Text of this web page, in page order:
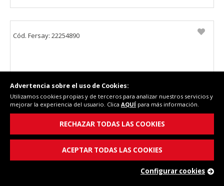
4A7BFFF020200000-v01_12-B
Cód. Fersay: 22254890
Advertencia sobre el uso de Cookies:
Utilizamos cookies propias y de terceros para analizar nuestros servicios y
mejorar la experiencia del usuario. Clica AQUÍ para más información.
RECHAZAR TODAS LAS COOKIES
ACEPTAR TODAS LAS COOKIES
Configurar cookies